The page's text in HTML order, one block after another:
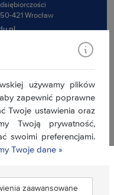
421 Wrocław
»
©
używamy plików
zapewnić poprawne
Twoje ustawienia oraz
Twoją prywatność,
swoimi preferencjami.
Twoje dane »
zaawansowane